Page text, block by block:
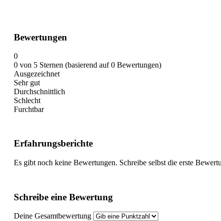
Bewertungen
0
0 von 5 Sternen (basierend auf 0 Bewertungen)
Ausgezeichnet
Sehr gut
Durchschnittlich
Schlecht
Furchtbar
Erfahrungsberichte
Es gibt noch keine Bewertungen. Schreibe selbst die erste
Schreibe eine Bewertung
Deine Gesamtbewertung